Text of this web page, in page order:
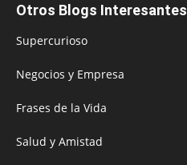
Otros Blogs Interesantes
Supercurioso
Negocios y Empresa
Frases de la Vida
Salud y Amistad